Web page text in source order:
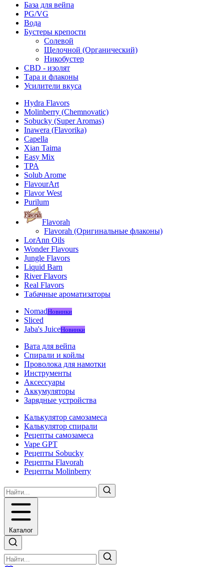
База для вейпа
PG/VG
Вода
Бустеры крепости
Солевой
Щелочной (Органический)
Никобустер
CBD - изолят
Тара и флаконы
Усилители вкуса
Hydra Flavors
Molinberry (Chemnovatic)
Sobucky (Super Aromas)
Inawera (Flavorika)
Capella
Xian Taima
Easy Mix
TPA
Solub Arome
FlavourArt
Flavor West
Purilum
Flavorah
Flavorah (Оригинальные флаконы)
LorAnn Oils
Wonder Flavours
Jungle Flavors
Liquid Barn
River Flavors
Real Flavors
Табачные ароматизаторы
NomadНовинки
Sliced
Jaba's JuiceНовинки
Вата для вейпа
Спирали и койлы
Проволока для намотки
Инструменты
Аксесcуары
Аккумуляторы
Зарядные устройства
Калькулятор самозамеса
Калькулятор спирали
Рецепты самозамеса
Vape GPT
Рецепты Sobucky
Рецепты Flavorah
Рецепты Molinberry
Каталог